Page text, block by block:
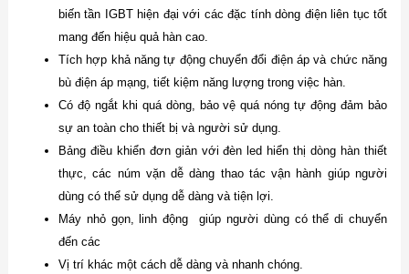
biến tần IGBT hiện đại với các đặc tính dòng điện liên tục tốt
mang đến hiệu quả hàn cao.
Tích hợp khả năng tự động chuyển đổi điện áp và chức năng
bù điện áp mạng, tiết kiệm năng lượng trong việc hàn.
Có độ ngắt khi quá dòng, bảo vệ quá nóng tự động đảm bảo
sự an toàn cho thiết bị và người sử dụng.
Bảng điều khiển đơn giản với đèn led hiển thị dòng hàn thiết
thực, các núm vặn dễ dàng thao tác vận hành giúp người
dùng có thể sử dụng dễ dàng và tiện lợi.
Máy nhỏ gọn, linh động giúp người dùng có thể di chuyển
đến các
Vị trí khác một cách dễ dàng và nhanh chóng.